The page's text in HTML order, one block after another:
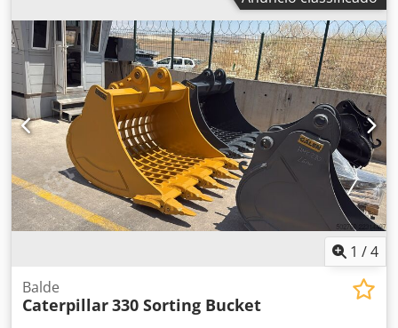
330. O lança está novo de fábrica e nunca foi utilizado. É
vendido completo, incluindo tubulações hidráulicas e
cilindro de elevação, pronto para uso imediato. Detalhes: *
Lança original CAT * Compatível com CAT 320–330
(dependendo da versão) * Novo, sem uso * Inclui cilindro
de elevação * Tubulações hidráulicas já instaladas *
Disponível imediatamente Ideal como peça de reposição
ou para conversão/reparação de escavadeiras. Dcjdpfjziyb
Dsx Alask
1 /4
Balde
Caterpillar330 Sorting Bucket